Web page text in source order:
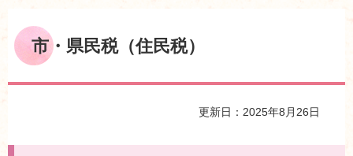
市・県民税（住民税）
更新日：2025年8月26日